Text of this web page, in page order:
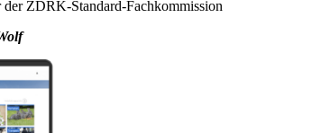
der ZDRK-Standard-Fachkommission